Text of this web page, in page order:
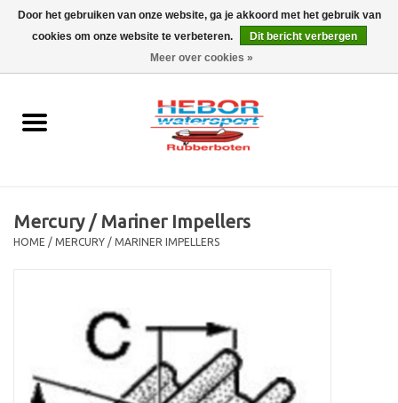
0 Artikelen - €0,00
Outboard
Trailer
Merken
Mercury / Mariner Impellers
HOME / MERCURY / MARINER IMPELLERS
Door het gebruiken van onze website, ga je akkoord met het gebruik van
cookies om onze website te verbeteren.
Dit bericht verbergen
Meer over cookies »